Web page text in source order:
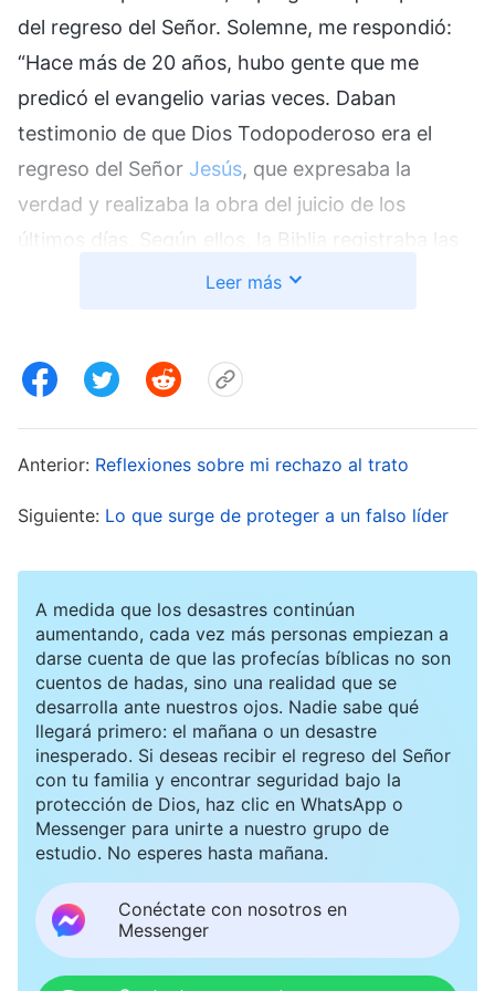
del regreso del Señor. Solemne, me respondió:
“Hace más de 20 años, hubo gente que me
predicó el evangelio varias veces. Daban
testimonio de que Dios Todopoderoso era el
regreso del Señor Jesús, que expresaba la
verdad y realizaba la obra del juicio de los
últimos días. Según ellos, la Biblia registraba las
palabras y obras anteriores de Dios; ahora había
palabras de Dios Todopoderoso y las aceptaba
salvado por Dios. Al oír aquello, yo no lo podía
es inspirada por Dios’(2 Timoteo 3:16) . Es decir, la
palabras de Dios perdurarán. Así pues, los
creyentes en todo momento deben leer la Biblia
y acatarla. Convencido de que se equivocaban,
no quería que me enseñaran más cosas”. Le
repliqué: “Pastor Cao, puedo entender por qué
pensabas así. La mayoría de la gente en el
mundo religioso había concluido que las palabras
pero ¿de verdad coincide esta afirmación con la
realidad?”. El pastor Cao contestó: “Claro que sí”.
Le señalé: “En cuanto a si la Biblia entera es o no
Leer más
Anterior: Reflexiones sobre mi rechazo al trato
Siguiente: Lo que surge de proteger a un falso líder
A medida que los desastres continúan
aumentando, cada vez más personas empiezan a
darse cuenta de que las profecías bíblicas no son
cuentos de hadas, sino una realidad que se
desarrolla ante nuestros ojos. Nadie sabe qué
llegará primero: el mañana o un desastre
inesperado. Si deseas recibir el regreso del Señor
con tu familia y encontrar seguridad bajo la
protección de Dios, haz clic en WhatsApp o
Messenger para unirte a nuestro grupo de
estudio. No esperes hasta mañana.
Conéctate con nosotros en
Messenger